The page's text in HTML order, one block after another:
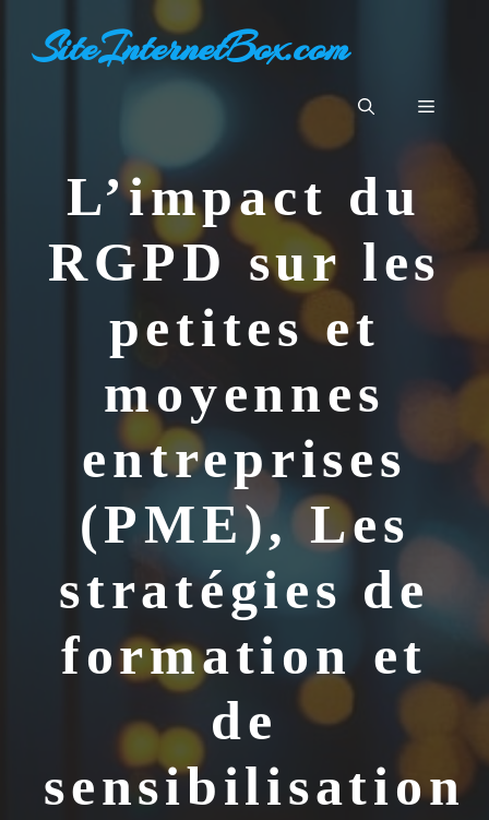
contenuSiteInternetBox.com
Menu
L’impact du
RGPD sur les
petites et
moyennes
entreprises
(PME), Les
stratégies de
formation et
de
sensibilisation